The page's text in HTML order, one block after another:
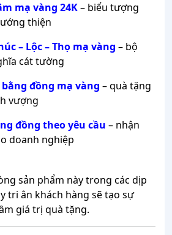
mạ vàng 24K– biểu tượng
thiện
– Lộc – Thọ mạ vàng – bộ
cát tường
đồng mạ vàng – quà tặng
vượng
đồng theo yêu cầu – nhận
doanh nghiệp
sản phẩm này trong các dịp
tri ân khách hàng sẽ tạo sự
giá trị quà tặng.